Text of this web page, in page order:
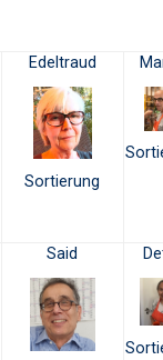
Edeltraud
Sortierung
Said